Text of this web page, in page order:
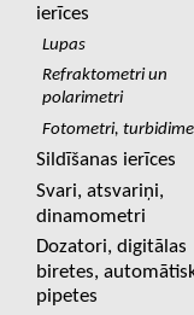
ierīces
Lupas
Refraktometri un
polarimetri
Fotometri,
Sildīšanas ierīces
Svari, atsvariņi,
dinamometri
Dozatori, digitālas
biretes,
pipetes